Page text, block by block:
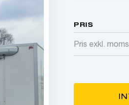
PRIS
Pris exkl. moms